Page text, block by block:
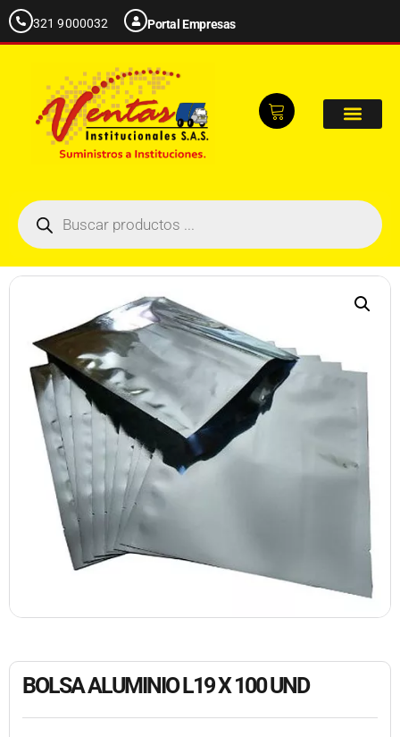
321 9000032 Portal Empresas
BOLSA ALUMINIO L19 X 100 UND